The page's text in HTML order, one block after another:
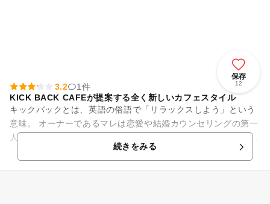
保存
12
3.2
1件
KICK BACK CAFEが提案する全く新しいカフェスタイル
キックバックとは、英語の俗語で「リラックスしよう」という
意味。 オーナーであるマレは恋愛や結婚カウンセリングの第一
人者でベストセラー作家。 人の心に接する仕事の舞台として、
続きをみる